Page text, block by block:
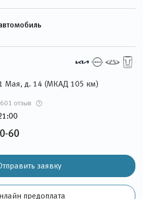
Мая, д. 14 (МКАД 105 км)
601 отзыв
60
предоплата
заявку